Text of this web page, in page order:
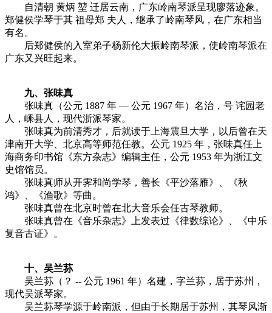
自清朝 黄炳 堃 迁居云南，广东岭南琴派呈现廖落迹象。
郑健侯学琴于其 祖母郑 夫人，继承了岭南琴风，在广东相当
有名。
后郑健侯的入室弟子杨新伦大振岭南琴派，使岭南琴派在
广东又兴旺起来。
九、张味真
张味真（公元 1887 年 — 公元 1967 年）名治，号 诧园老
人，嵊县人，现代浙派琴家。
张味真为前清秀才，后就读于上海震旦大学，以后曾在天
津南开大学、北京高等师范任教。公元 1925 年，张味真任上
海商务印书馆《东方杂志》编辑主任，公元 1953 年为浙江文
史馆馆员。
张味真师从开霁和尚学琴，善长《平沙落雁》、《秋
鸿》、《渔歌》等曲。
张味真曾在北京时曾在北大音乐会任古琴教师。
张味真曾在《音乐杂志》上发表过《律数综论》、《中乐
复音古证》。
十、吴兰荪
吴兰荪（？ -- 公元 1961 年）名建，字兰荪，居于苏州，
现代吴派琴家。
吴兰荪琴学源于岭南派，但由于长期居于苏州，其琴风渐